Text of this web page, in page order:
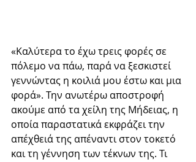
«Καλύτερα το έχω τρεις φορές σε
πόλεμο να πάω, παρά να ξεσκιστεί
γεννώντας η κοιλιά μου έστω και μια
φορά». Την ανωτέρω αποστροφή
ακούμε από τα χείλη της Μήδειας, η
οποία παραστατικά εκφράζει την
απέχθειά της απέναντι στον τοκετό
και τη γέννηση των τέκνων της. Τι